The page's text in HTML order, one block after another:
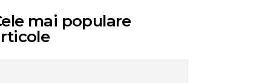
mai populare